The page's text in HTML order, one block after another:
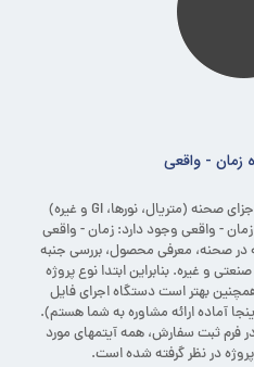
زمان - واقعی
در پروژه های زمان - واقعی، همه اجزای صحنه (متریال، نورها، GI و غیره)
- واقعی وجود دارد: زمان - واقعی
در صحنه، معرفی محصول، بررسی جنبه
و غیره. بنابراین ابتدا نوع پروژه
بهتر است دستگاه اجرای فایل
آماده ارائه مشاوره به شما هستم).
فرم ثبت سفارش، همه آیتمهای مورد
پروژه در نظر گرفته شده است.